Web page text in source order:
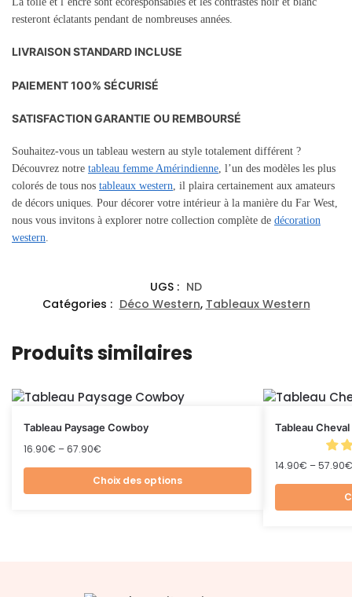
resteront éclatants pendant de nombreuses années.
LIVRAISON STANDARD INCLUSE
PAIEMENT 100% SÉCURISÉ
SATISFACTION GARANTIE OU REMBOURSÉ
Souhaitez-vous un tableau western au style totalement différent ?
Découvrez notre tableau femme Amérindienne, l’un des modèles les plus
colorés de tous nos tableaux western, il plaira certainement aux amateurs
de décors uniques. Pour décorer votre intérieur à la manière du Far West,
nous vous invitons à explorer notre collection complète de décoration
western.
UGS : ND
Catégories : Déco Western, Tableaux Western
Produits similaires
Tableau Paysage Cowboy
16.90€ –67.90€
Choix des options
Tableau
14.90€ –57.90€